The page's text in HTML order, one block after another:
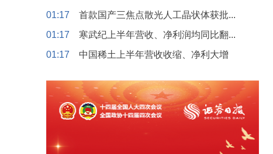
01:17
首款国产三焦点散光人工晶状体获批...
01:17
寒武纪上半年营收、净利润均同比翻...
01:17
中国稀土上半年营收收缩、净利大增